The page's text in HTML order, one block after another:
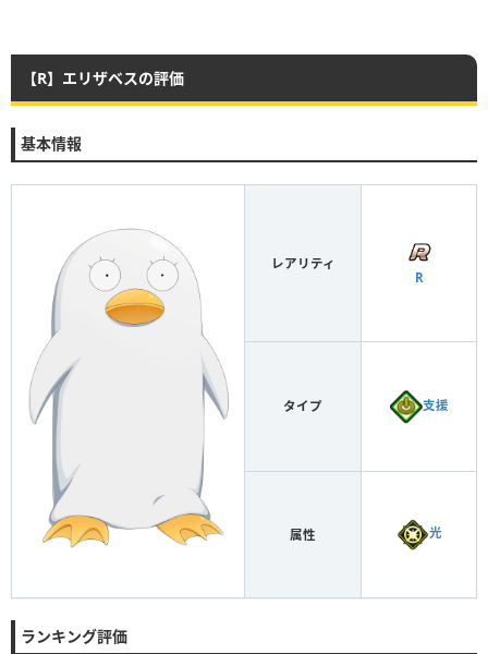
【R】エリザベスの評価
基本情報
レアリティ
R
タイプ 支援
属性 光
ランキング評価